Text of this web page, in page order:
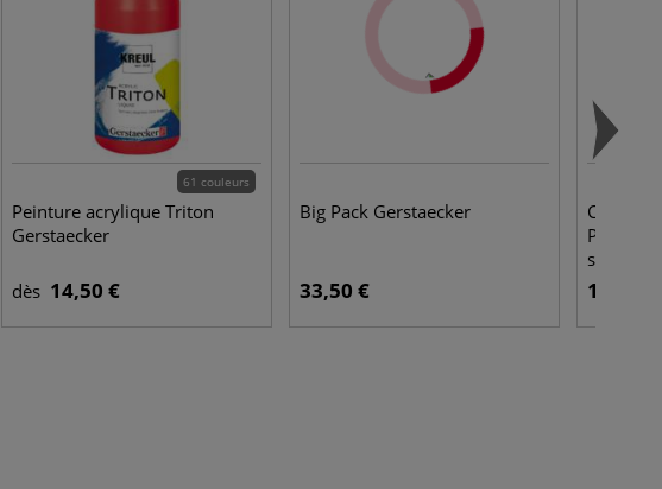
61 couleurs
Peinture acrylique Triton
Gerstaecker
dès 14,50 €
Big Pack Gerstaecker
33,50 €
Coffret
Paris
sanguine
13,95 €